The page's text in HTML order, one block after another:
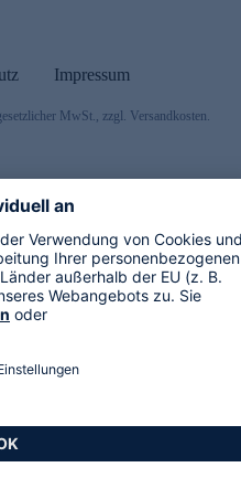
Impressum
MwSt., zzgl. Versandkosten.